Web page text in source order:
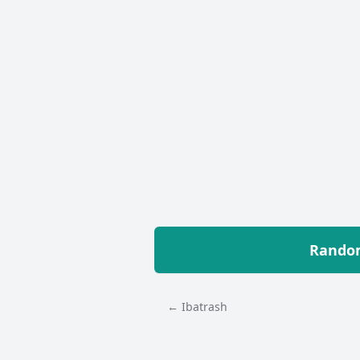
← Ibatrash